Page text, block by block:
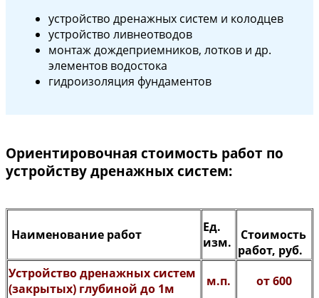
устройство дренажных систем и колодцев
устройство ливнеотводов
монтаж дождеприемников, лотков и др.
элементов водостока
гидроизоляция фундаментов
Ориентировочная стоимость работ по
устройству дренажных систем:
Наименование работ
Ед.
изм.
Стоимость
работ, руб.
Устройство дренажных систем
(закрытых) глубиной до 1м
м.п. от 600